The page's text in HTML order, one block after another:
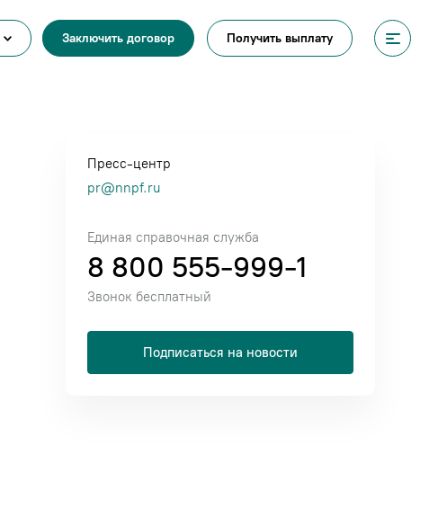
Заключить договор Получить выплату
Пресс-центр
pr@nnpf.ru
Единая справочная служба
8 800 555-999-1
Звонок бесплатный
Подписаться на новости